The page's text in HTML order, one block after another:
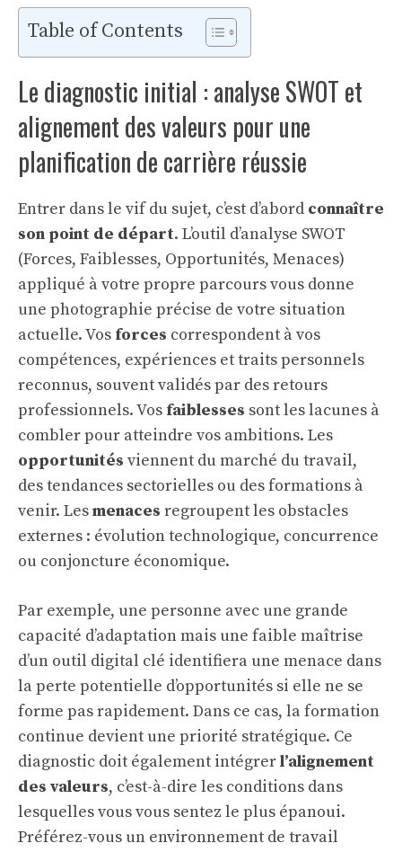
Table of Contents
Le diagnostic initial : analyse SWOT et
alignement des valeurs pour une
planification de carrière réussie
Entrer dans le vif du sujet, c’est d’abord connaître
son point de départ. L’outil d’analyse SWOT
(Forces, Faiblesses, Opportunités, Menaces)
appliqué à votre propre parcours vous donne
une photographie précise de votre situation
actuelle. Vos forces correspondent à vos
compétences, expériences et traits personnels
reconnus, souvent validés par des retours
professionnels. Vos faiblesses sont les lacunes à
combler pour atteindre vos ambitions. Les
opportunités viennent du marché du travail,
des tendances sectorielles ou des formations à
venir. Lesmenaces regroupent les obstacles
externes : évolution technologique, concurrence
ou conjoncture économique.
Par exemple, une personne avec une grande
capacité d’adaptation mais une faible maîtrise
d’un outil digital clé identifiera une menace dans
la perte potentielle d’opportunités si elle ne se
forme pas rapidement. Dans ce cas, la formation
continue devient une priorité stratégique. Ce
diagnostic doit également intégrerl’alignement
des valeurs, c’est-à-dire les conditions dans
lesquelles vous vous sentez le plus épanoui.
Préférez-vous un environnement de travail